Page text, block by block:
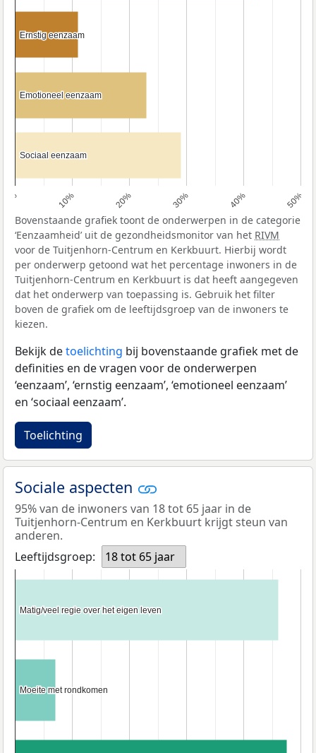
0% 10% 20% 30% 40% 50%
Ernstig eenzaam
Ernstig eenzaam
Emotioneel eenzaam
Emotioneel eenzaam
Sociaal eenzaam
Sociaal eenzaam
Bovenstaande grafiek toont de onderwerpen in de categorie
‘Eenzaamheid’ uit de gezondheidsmonitor van het RIVM
voor de Tuitjenhorn-Centrum en Kerkbuurt. Hierbij wordt
per onderwerp getoond wat het percentage inwoners in de
Tuitjenhorn-Centrum en Kerkbuurt is dat heeft aangegeven
dat het onderwerp van toepassing is. Gebruik het filter
boven de grafiek om de leeftijdsgroep van de inwoners te
kiezen.
Bekijk detoelichting bij bovenstaande grafiek met de
definities en de vragen voor de onderwerpen
‘eenzaam’, ‘ernstig eenzaam’, ‘emotioneel eenzaam’
en ‘sociaal eenzaam’.
Toelichting
Sociale aspecten
95% van de inwoners van 18 tot 65 jaar in de
Tuitjenhorn-Centrum en Kerkbuurt krijgt steun van
anderen.
Leeftijdsgroep:
18 tot 65 jaar
Matig/veel regie over het eigen leven
Matig/veel regie over het eigen leven
Moeite met rondkomen
Moeite met rondkomen